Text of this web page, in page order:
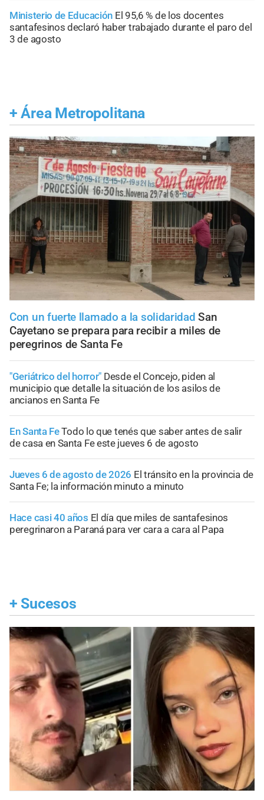
Ministerio de Educación El 95,6 % de los docentes
santafesinos declaró haber trabajado durante el paro del
3 de agosto
+ Área Metropolitana
Con un fuerte llamado a la solidaridad San
Cayetano se prepara para recibir a miles de
peregrinos de Santa Fe
"Geriátrico del horror" Desde el Concejo, piden al
municipio que detalle la situación de los asilos de
ancianos en Santa Fe
En Santa FeTodo lo que tenés que saber antes de salir
de casa en Santa Fe este jueves 6 de agosto
Jueves 6 de agosto de 2026 El tránsito en la provincia de
Santa Fe; la información minuto a minuto
Hace casi 40 años El día que miles de santafesinos
peregrinaron a Paraná para ver cara a cara al Papa
+ Sucesos